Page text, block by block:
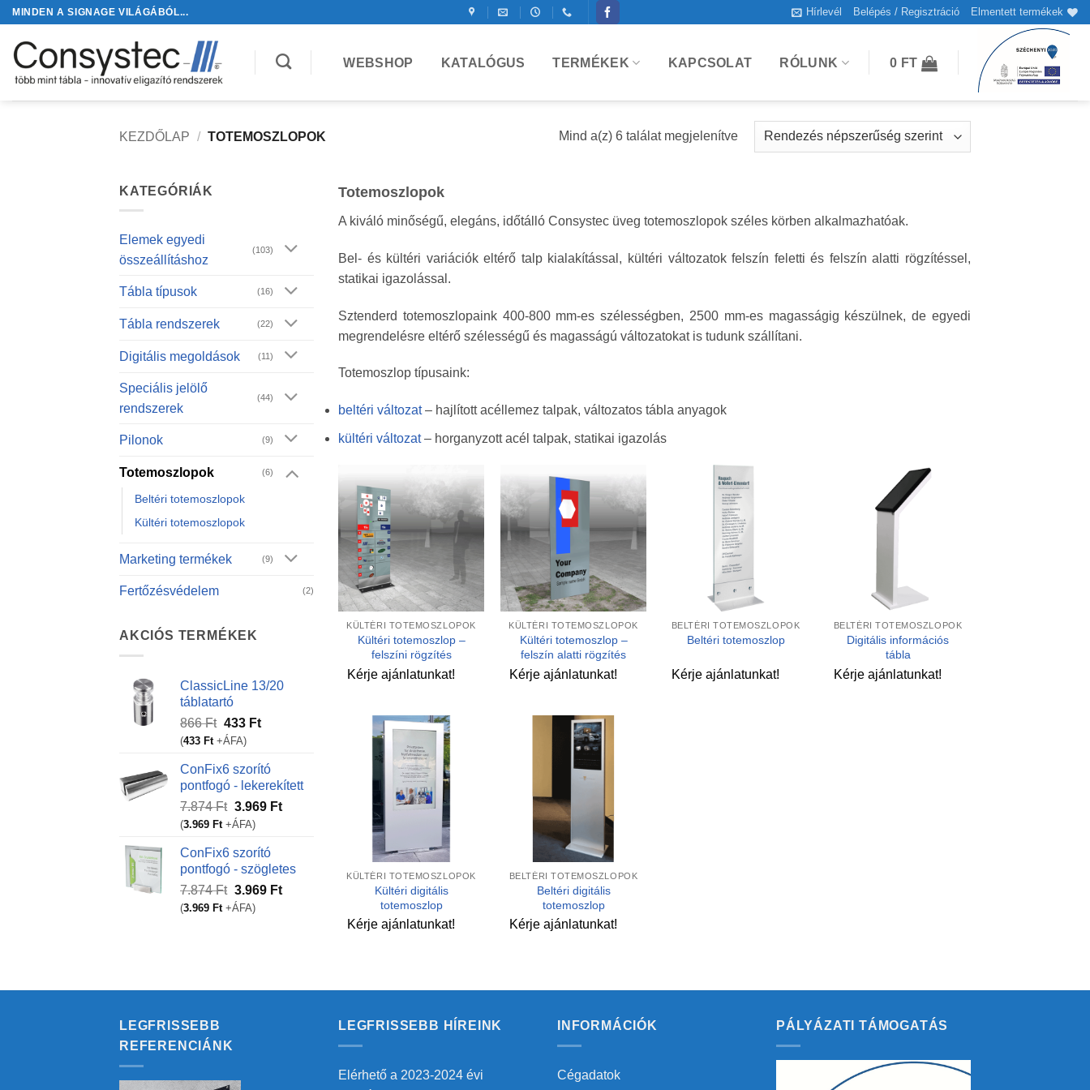
Skip
content
MINDEN A SIGNAGE VILÁGÁBÓL... Hírlevél Belépés / Regisztráció Elmentett termékek
WEBSHOP KATALÓGUS TERMÉKEK KAPCSOLAT RÓLUNK 0 FT
KEZDŐLAP / TOTEMOSZLOPOK Mind a(z) 6 találat megjelenítveSorted
KATEGÓRIÁK
Elemek egyedi
összeállításhoz
(103)
Tábla típusok (16)
Tábla rendszerek (22)
Digitális megoldások (11)
Speciális jelölő
rendszerek
(44)
Pilonok (9)
Totemoszlopok (6)
Beltéri totemoszlopok
Kültéri totemoszlopok
Marketing termékek (9)
Fertőzésvédelem (2)
AKCIÓS TERMÉKEK
ClassicLine 13/20
táblatartó
866Ft Original
price
866 Ft.
433 FtCurrent
433 Ft.
(433 Ft +ÁFA)
ConFix6 szorító
pontfogó - lekerekített
7.874Ft Original
price
7.874 Ft.
3.969 FtCurrent
(3.969 Ft +ÁFA)
ConFix6 szorító
pontfogó - szögletes
7.874Ft Original
price
3.969 FtCurrent
(3.969 Ft +ÁFA)
Totemoszlopok
A kiváló minőségű, elegáns, időtálló Consystec üveg totemoszlopok széles körben alkalmazhatóak.
Bel- és kültéri variációk eltérő talp kialakítással, kültéri változatok felszín feletti és felszín alatti rögzítéssel,
statikai igazolással.
Sztenderd totemoszlopaink 400-800 mm-es szélességben, 2500 mm-es magasságig készülnek, de egyedi
megrendelésre eltérő szélességű és magasságú változatokat is tudunk szállítani.
Totemoszlop típusaink:
beltéri változat– hajlított acéllemez talpak, változatos tábla anyagok
kültéri változat– horganyzott acél talpak, statikai igazolás
Kedvencekhez
+
KÜLTÉRI TOTEMOSZLOPOK
Kültéri totemoszlop –
felszíni rögzítés
Kérje ajánlatunkat!
Kedvencekhez
+
KÜLTÉRI TOTEMOSZLOPOK
Kültéri totemoszlop –
felszín alatti rögzítés
Kérje ajánlatunkat!
Kedvencekhez
BELTÉRI TOTEMOSZLOPOK
Beltéri totemoszlop
Kérje ajánlatunkat!
Kedvencekhez
BELTÉRI TOTEMOSZLOPOK
Digitális információs
tábla
Kérje ajánlatunkat!
Kedvencekhez
KÜLTÉRI TOTEMOSZLOPOK
Kültéri digitális
totemoszlop
Kérje ajánlatunkat!
Kedvencekhez
BELTÉRI TOTEMOSZLOPOK
Beltéri digitális
totemoszlop
Kérje ajánlatunkat!
LEGFRISSEBB
REFERENCIÁNK
LEGFRISSEBB HÍREINK
Elérhető a 2023-2024 évi
INFORMÁCIÓK
Cégadatok
PÁLYÁZATI TÁMOGATÁS